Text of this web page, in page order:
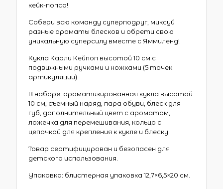
кейк-попса!
Собери всю команду суперподруг, миксуй
разные ароматы блесков и обрети свою
уникальную суперсилу вместе с Яммиленд!
Кукла Карли Кейпоп высотой 10 см с
подвижными ручками и ножками (5 точек
артикуляции).
В наборе: ароматизированная кукла высотой
10 см, съемный наряд, пара обуви, блеск для
губ, дополнительный цвет с ароматом,
ложечка для перемешивания, кольцо с
цепочкой для крепления к кукле и блеску.
Товар сертифицирован и безопасен для
детского использования.
Упаковка: блистерная упаковка 12,7×6,5×20 см.